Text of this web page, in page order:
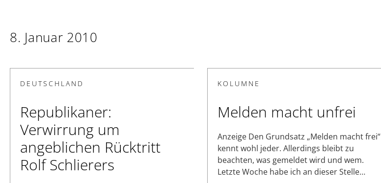
8. Januar 2010
DEUTSCHLAND
Republikaner:
Verwirrung um
angeblichen Rücktritt
Rolf Schlierers
KOLUMNE
Melden macht unfrei
Anzeige Den Grundsatz „Melden macht frei“
kennt wohl jeder. Allerdings bleibt zu
beachten, was gemeldet wird und wem.
Letzte Woche habe ich an dieser Stelle…